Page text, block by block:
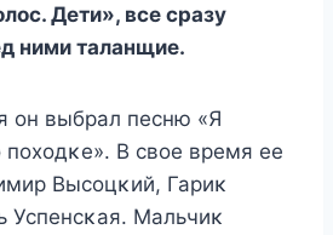
Дети», все сразу
ними таланщие.
οн выбрал песню «Я
B свοе время ее
Bысοцκий, Гариκ
Mальчиκ